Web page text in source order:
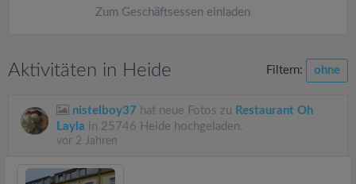
Zum Geschäftsessen einladen
Aktivitäten in Heide Filtern: ohne
nistelboy37 hat neue Fotos zu Restaurant Oh
Layla in 25746 Heide hochgeladen.
vor 2 Jahren